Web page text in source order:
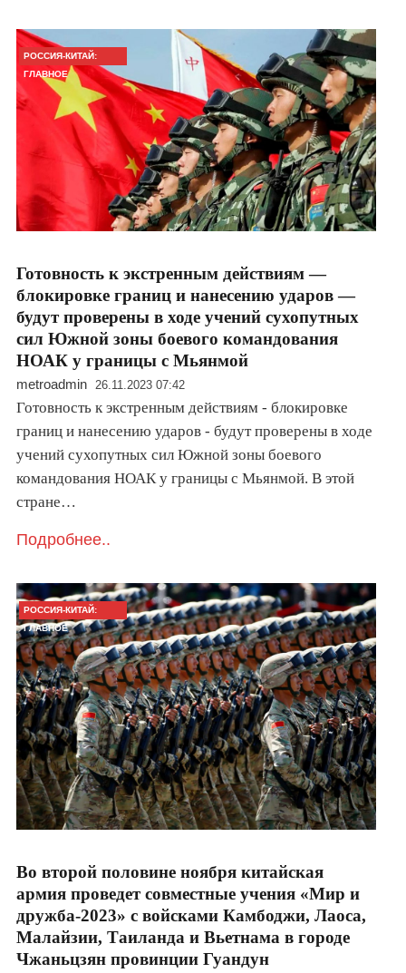
РОССИЯ-КИТАЙ:
ГЛАВНОЕ
Готовность к экстренным действиям —
блокировке границ и нанесению ударов —
будут проверены в ходе учений сухопутных
сил Южной зоны боевого командования
НОАК у границы с Мьянмой
metroadmin 26.11.2023 07:42
Готовность к экстренным действиям - блокировке
границ и нанесению ударов - будут проверены в ходе
учений сухопутных сил Южной зоны боевого
командования НОАК у границы с Мьянмой. В этой
стране…
Подробнее..
РОССИЯ-КИТАЙ:
ГЛАВНОЕ
Во второй половине ноября китайская
армия проведет совместные учения «Мир и
дружба-2023» с войсками Камбоджи, Лаоса,
Малайзии, Таиланда и Вьетнама в городе
Чжаньцзян провинции Гуандун